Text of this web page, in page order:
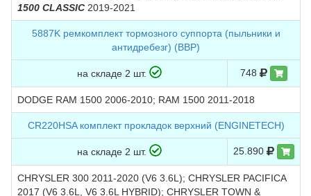
1500 CLASSIC 2019-2021
5887K ремкомплект тормозного суппорта (пыльники и
антидребезг) (BBP)
на складе 2 шт. 748
DODGE RAM 1500 2006-2010; RAM 1500 2011-2018
CR220HSA комплект прокладок верхний (ENGINETECH)
на складе 2 шт. 25.890
CHRYSLER 300 2011-2020 (V6 3.6L); CHRYSLER PACIFICA
2017 (V6 3.6L, V6 3.6L HYBRID); CHRYSLER TOWN &